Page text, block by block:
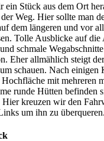
ein Stück aus dem Ort
Weg. Hier sollte man
dem längeren und vor
Tolle Ausblicke auf die
schmale
Eher allmählich steigt
schauen. Nach einigen
mit mehreren
runde Hütten befinden
Hier kreuzen wir den
um ihn zu überqueren.